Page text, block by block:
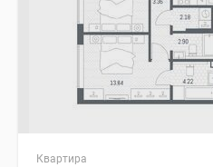
Квартира